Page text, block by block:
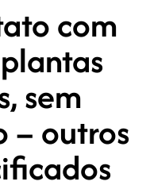
com
sem
– outros